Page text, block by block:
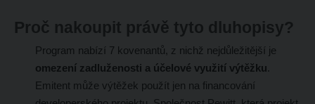
Proč nakoupit právě tyto dluhopisy?
Program nabízí 7 kovenantů, z nichž nejdůležitější je
omezení zadluženosti a účelové využití výtěžku.
Emitent může výtěžek použít jen na financování